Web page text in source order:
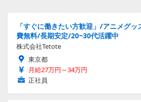
「すぐに働きたい方歓迎」/アニメグ
費無料/長期安定/20~30代活躍中
株式会社Tetote
東京都
月給27万円～34万円
正社員